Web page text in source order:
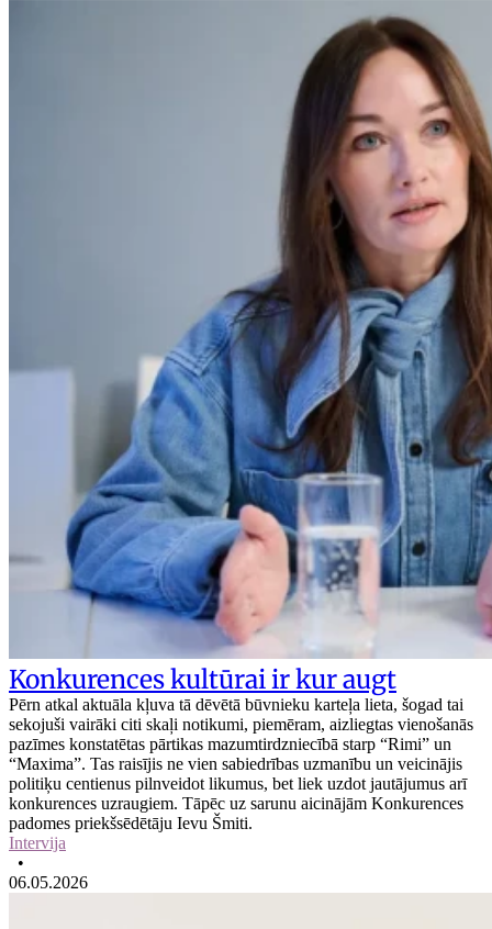
Konkurences kultūrai ir kur augt
Pērn atkal aktuāla kļuva tā dēvētā būvnieku karteļa lieta, šogad tai
sekojuši vairāki citi skaļi notikumi, piemēram, aizliegtas vienošanās
pazīmes konstatētas pārtikas mazumtirdzniecībā starp “Rimi” un
“Maxima”. Tas raisījis ne vien sabiedrības uzmanību un veicinājis
politiķu centienus pilnveidot likumus, bet liek uzdot jautājumus arī
konkurences uzraugiem. Tāpēc uz sarunu aicinājām Konkurences
padomes priekšsēdētāju Ievu Šmiti.
Intervija
•
06.05.2026